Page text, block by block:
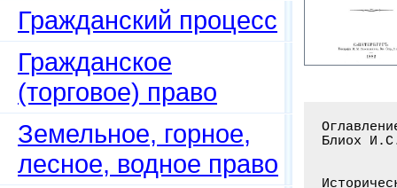
Гражданский процесс
Гражданское
(торговое) право
Земельное, горное,
лесное, водное право
Оглавление книги: Финансы России XIX столетия: История - статистика. Т. 1 /
Блиох И.С. - С.-Пб.: Тип. М.М. Стасюлевича, 1882. - 352 с.


Исторический очерк устройства государственного финансового управления
России до XIX столетия . . . . . . . . . . . . . . . . . . . . . . . . . . .1-61
Цель настоящего труда . . . . . . . . . . . . . . . . . . . . . . . . . . . . .1
Положение Финансового управления до Петра I. Времена уделов. Подымные подати
Стр. 2. - Посошная подать. Стр. 3. - Прямые и косвенные налоги. Доходы
и расходы. Стр. 4. - Первая генеральная перепись. Коммунальное управление
податного сословия. Стр. 5. - Казенное управление над мытами и перевозами
Облегчения по внутренней торговле. Стр. 6. - Военные издержки. Питейные сборы .7
Реформы Петра Великого по Финансовому управлению. Петр Великий. Стр. 8
Самодержавие и закон. Управление до Петра I. Боярская дума. Стр. 9
Ближняя канцелярия. Приказы. Стр. 10. - Злоупотребления. Введение
новых учреждений. Преобразования. Стр. 11. - Учреждение сената. Стр. 12
Генерал-прокурор. - Генерал-рекетмейстер. Обер-фискал и фискалы. Права
сената. Стр. 13. - Учреждение коллегии. Стр. 14. - Права коллегии
Камер-коллегия. Стр. 15. - Штатс-контора. Ревизион-коллегия. Разделение
на губернии.